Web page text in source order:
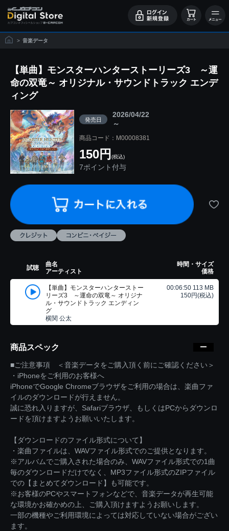
> 音楽データ
【単曲】モンスターハンターストーリーズ3 ～運
命の双竜～ オリジナル・サウンドトラック エンデ
ィング
発売日
2026/04/22
～
商品コード：M00008381
150円 (税込)
7ポイント付与
試聴
曲名
アーティスト
時間・サイズ
価格
【単曲】モンスターハンターストー
リーズ3 ～運命の双竜～ オリジナ
ル・サウンドトラック エンディン
グ
横関 公太
00:06:50 113 MB
150円(税込)
商品スペック
■ご注意事項 ＜音楽データをご購入頂く前にご確認ください＞
・iPhoneをご利用のお客様へ
iPhoneでGoogle Chromeブラウザをご利用の場合は、楽曲ファ
イルのダウンロードが行えません。
誠に恐れ入りますが、Safariブラウザ、もしくはPCからダウンロ
ードを頂けますようお願いいたします。
【ダウンロードのファイル形式について】
・楽曲ファイルは、WAVファイル形式でのご提供となります。
※アルバムでご購入された場合のみ、WAVファイル形式での1曲
毎のダウンロードだけでなく、MP3ファイル形式のZIPファイル
での【まとめてダウンロード】も可能です。
※お客様のPCやスマートフォンなどで、音楽データが再生可能
な環境かお確かめの上、ご購入頂けますようお願いします。
一部の機種やご利用環境によっては対応していない場合がござい
ます。